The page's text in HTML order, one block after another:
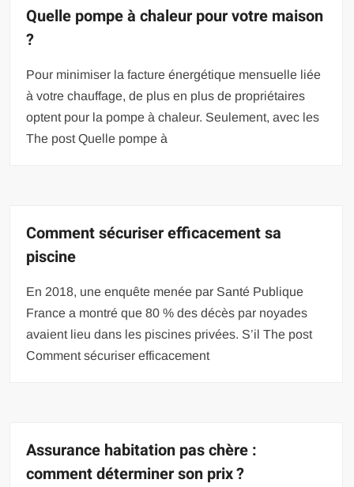
Quelle pompe à chaleur pour votre maison
?
Pour minimiser la facture énergétique mensuelle liée
à votre chauffage, de plus en plus de propriétaires
optent pour la pompe à chaleur. Seulement, avec les
The post Quelle pompe à
Comment sécuriser efficacement sa
piscine
En 2018, une enquête menée par Santé Publique
France a montré que 80 % des décès par noyades
avaient lieu dans les piscines privées. S’il The post
Comment sécuriser efficacement
Assurance habitation pas chère :
comment déterminer son prix ?